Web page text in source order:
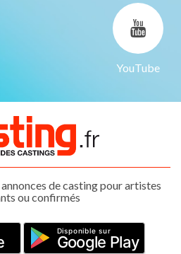
YouTube
de casting pour artistes
ou confirmés
Disponible sur
Google Play